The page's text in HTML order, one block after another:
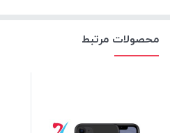
محصولات مرتبط